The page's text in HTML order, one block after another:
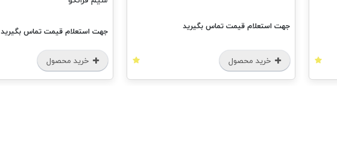
جهت استعلام قیمت تماس بگیرید
خرید محصول
جهت استعلام قیمت تماس بگیرید
خرید محصول